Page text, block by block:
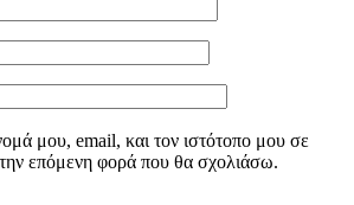
μου, email, και τον ιστότοπο μου σε
επόμενη φορά που θα σχολιάσω.